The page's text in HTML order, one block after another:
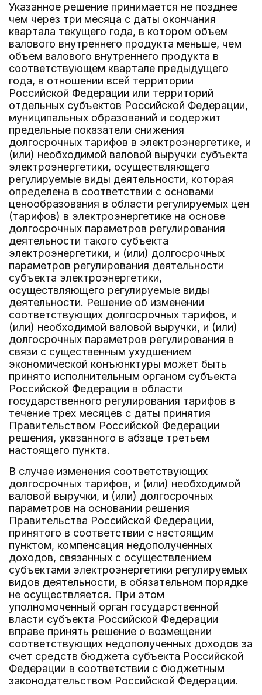
Указанное решение принимается не позднее
чем через три месяца с даты окончания
квартала текущего года, в котором объем
валового внутреннего продукта меньше, чем
объем валового внутреннего продукта в
соответствующем квартале предыдущего
года, в отношении всей территории
Российской Федерации или территорий
отдельных субъектов Российской Федерации,
муниципальных образований и содержит
предельные показатели снижения
долгосрочных тарифов в электроэнергетике, и
(или) необходимой валовой выручки субъекта
электроэнергетики, осуществляющего
регулируемые виды деятельности, которая
определена в соответствии с основами
ценообразования в области регулируемых цен
(тарифов) в электроэнергетике на основе
долгосрочных параметров регулирования
деятельности такого субъекта
электроэнергетики, и (или) долгосрочных
параметров регулирования деятельности
субъекта электроэнергетики,
осуществляющего регулируемые виды
деятельности. Решение об изменении
соответствующих долгосрочных тарифов, и
(или) необходимой валовой выручки, и (или)
долгосрочных параметров регулирования в
связи с существенным ухудшением
экономической конъюнктуры может быть
принято исполнительным органом субъекта
Российской Федерации в области
государственного регулирования тарифов в
течение трех месяцев с даты принятия
Правительством Российской Федерации
решения, указанного в абзаце третьем
настоящего пункта.
В случае изменения соответствующих
долгосрочных тарифов, и (или) необходимой
валовой выручки, и (или) долгосрочных
параметров на основании решения
Правительства Российской Федерации,
принятого в соответствии с настоящим
пунктом, компенсация недополученных
доходов, связанных с осуществлением
субъектами электроэнергетики регулируемых
видов деятельности, в обязательном порядке
не осуществляется. При этом
уполномоченный орган государственной
власти субъекта Российской Федерации
вправе принять решение о возмещении
соответствующих недополученных доходов за
счет средств бюджета субъекта Российской
Федерации в соответствии с бюджетным
законодательством Российской Федерации.